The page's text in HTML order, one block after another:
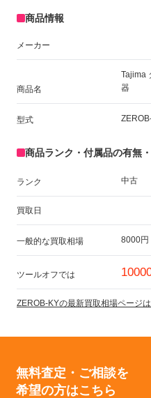
商品情報
メーカー
商品名
Tajima
器
型式
商品ランク・付属品の有無
ランク 中古
買取日
一般的な買取相場 8000円
ツールオフでは
ZEROB-KYの最新買取相場ページ
無料査定・ご相談を
希望の方はこちら